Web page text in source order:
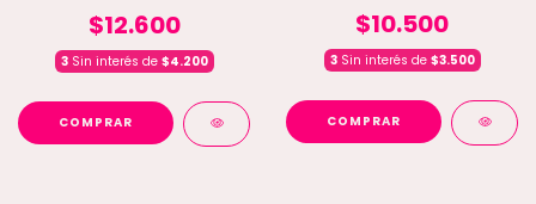
$12.600
3Sin interés de $4.200
COMPRAR
$10.500
3Sin interés de $3.500
COMPRAR